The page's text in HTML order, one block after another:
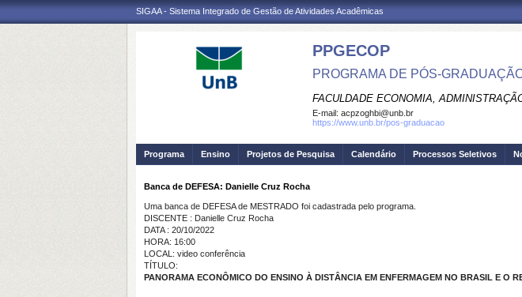
SIGAA - Sistema Integrado de Gestão de Atividades Acadêmicas
PPGECOP
PROGRAMA DE PÓS-
FACULDADE ECONOMIA,
E-mail: acpzoghbi@unb.br
https://www.unb.br/pos-graduacao
Programa Ensino Projetos de Pesquisa Calendário Processos Seletivos
Banca de DEFESA: Danielle Cruz Rocha
Uma banca de DEFESA de MESTRADO foi cadastrada pelo programa.
DISCENTE : Danielle Cruz Rocha
DATA : 20/10/2022
HORA: 16:00
LOCAL: video conferência
TÍTULO:
PANORAMA ECONÔMICO DO ENSINO À DISTÂNCIA EM ENFERMAGEM NO BRASIL E O